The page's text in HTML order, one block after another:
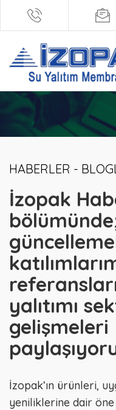
HABERLER -
İzopak
yalıtımı
gelişmeleri
İzopak’ın ürünleri,
yeniliklerine dair